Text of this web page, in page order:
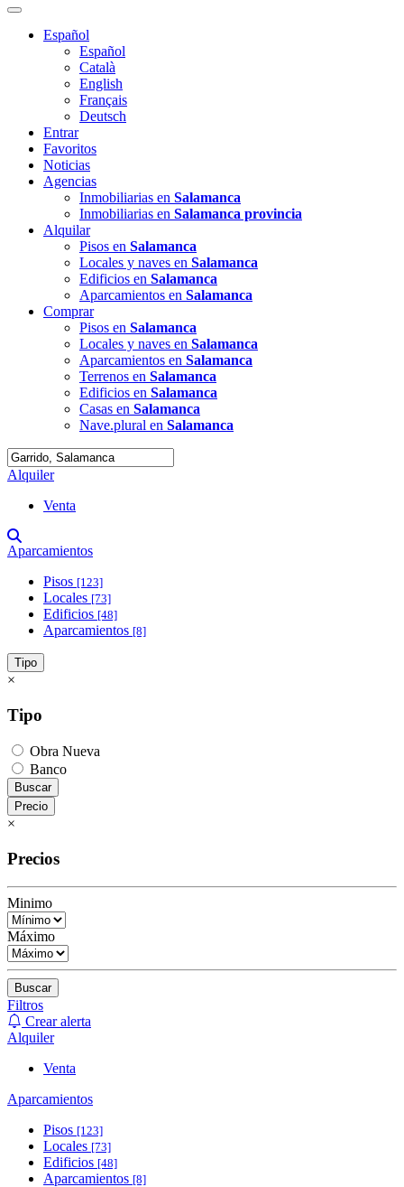
Español
Español
Català
English
Français
Deutsch
Entrar
Favoritos
Noticias
Agencias
Inmobiliarias en Salamanca
Inmobiliarias en Salamanca provincia
Alquilar
Pisos en Salamanca
Locales y naves en Salamanca
Edificios en Salamanca
Aparcamientos en Salamanca
Comprar
Pisos en Salamanca
Locales y naves en Salamanca
Aparcamientos en Salamanca
Terrenos en Salamanca
Edificios en Salamanca
Casas en Salamanca
Nave.plural en Salamanca
Alquiler
Venta
Aparcamientos
Pisos [123]
Locales [73]
Edificios [48]
Aparcamientos [8]
Tipo
×
Tipo
Obra Nueva
Banco
Buscar
Precio
×
Precios
Minimo
Máximo
Buscar
Filtros
Crear alerta
Alquiler
Venta
Aparcamientos
Pisos [123]
Locales [73]
Edificios [48]
Aparcamientos [8]